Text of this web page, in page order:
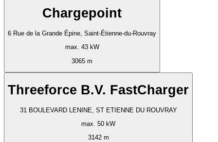
Chargepoint
6 Rue de la Grande Épine, Saint-Étienne-du-Rouvray
max. 43 kW
3065 m
Threeforce B.V. FastCharger
31 BOULEVARD LENINE, ST ETIENNE DU ROUVRAY
max. 50 kW
3142 m